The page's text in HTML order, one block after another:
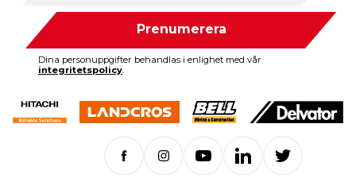
Prenumerera
Dina personuppgifter behandlas i enlighet med vår
integritetspolicy.